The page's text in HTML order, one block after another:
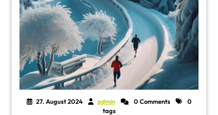
27. August 2024 admin 0 Comments
0
tags